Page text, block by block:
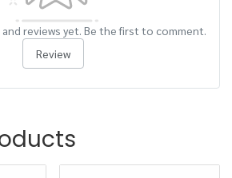
reviews yet. Be the first to comment.
Review